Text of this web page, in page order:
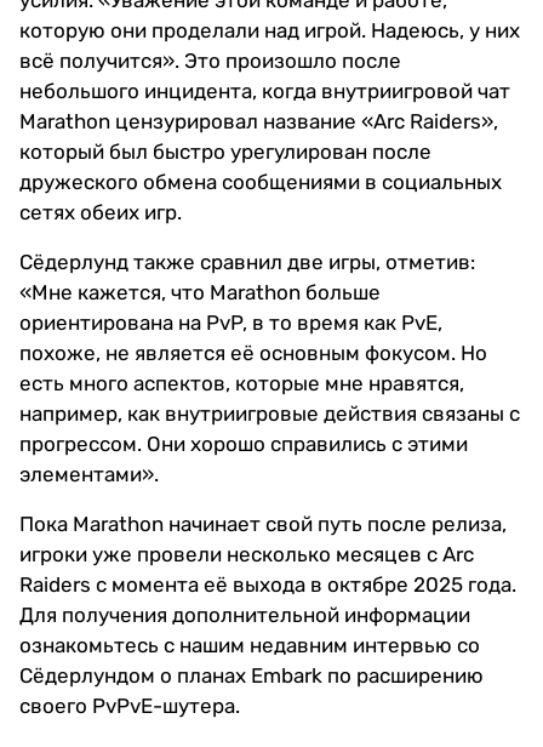
которую они проделали над игрой. Надеюсь, у них
всё получится». Это произошло после
небольшого инцидента, когда внутриигровой чат
Marathon цензурировал название «Arc Raiders»,
который был быстро урегулирован после
дружеского обмена сообщениями в социальных
сетях обеих игр.
Сёдерлунд также сравнил две игры, отметив:
«Мне кажется, что Marathon больше
ориентирована на PvP, в то время как PvE,
похоже, не является её основным фокусом. Но
есть много аспектов, которые мне нравятся,
например, как внутриигровые действия связаны с
прогрессом. Они хорошо справились с этими
элементами».
Пока Marathon начинает свой путь после релиза,
игроки уже провели несколько месяцев с Arc
Raiders с момента её выхода в октябре 2025 года.
Для получения дополнительной информации
ознакомьтесь с нашим недавним интервью со
Сёдерлундом о планах Embark по расширению
своего PvPvE-шутера.